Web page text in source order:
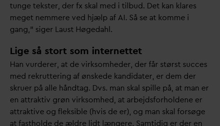
tunge tekster, der fx skal med i tilbud. Det kan klares
meget nemmere ved hjælp af AI. Så se at komme i
gang,” siger Laust Høgedahl.
Lige så stort som internettet
Han vurderer, at de virksomheder, der får størst succes
med rekruttering af ønskede kandidater, er dem der
skruer på alle håndtag. Dvs. man skal spille på, at man er
en attraktiv grøn virksomhed, at arbejdsforholdene er
attraktive og fleksible (hvis de er), og man skal forsøge
at fastholde de ældre lidt længere. Samtidig er der en